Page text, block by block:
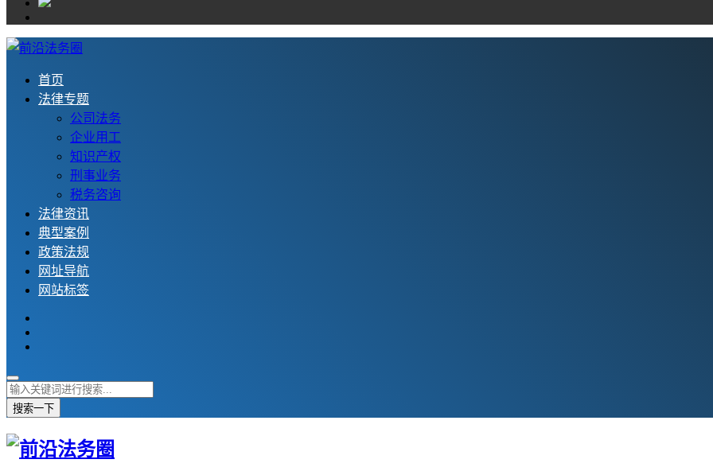
首页
法律专题
公司法务
企业用工
知识产权
刑事业务
税务咨询
法律资讯
典型案例
政策法规
网址导航
网站标签
搜索一下